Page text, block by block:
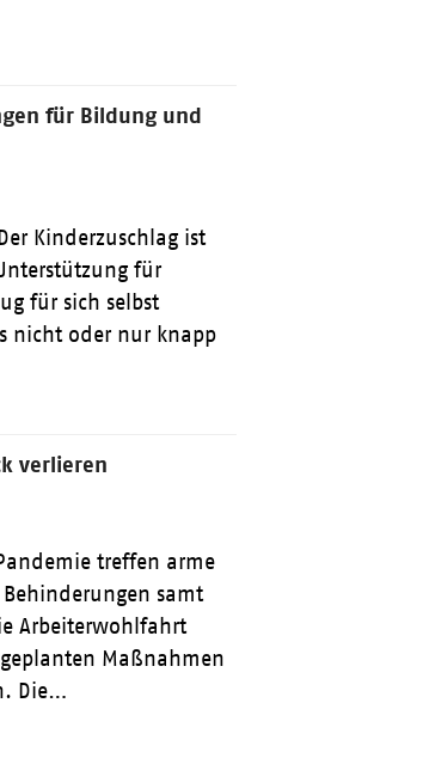
für Bildung und
Kinderzuschlag ist
für
für sich selbst
nicht oder nur knapp
verlieren
treffen arme
samt
Arbeiterwohlfahrt
Maßnahmen
Die…